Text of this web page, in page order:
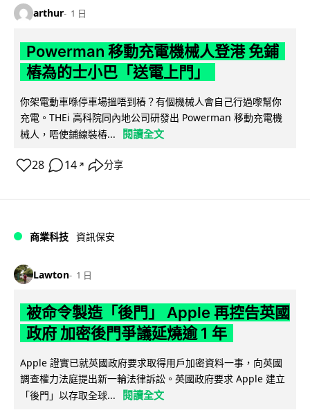
arthur 1 日
Powerman 移動充電機械人登港 免鋪
樁為的士小巴「送電上門」
你架電動車喺停車場搵唔到樁？有個機械人會自己行過嚟幫你
充電。THEi 高科院同內地公司研發出 Powerman 移動充電機
械人，唔使鋪線裝樁...
閱讀全文
28 14 ↗ 分享
商業科技 資訊保安
Lawton 1 日
被命令製造「後門」 Apple 再控告英國
政府 加密後門爭議延燒逾 1 年
Apple 證實已就英國政府要求取得用戶加密資料一事，向英國
調查權力法庭提出新一輪法律訴訟。英國政府要求 Apple 建立
「後門」以存取全球...
閱讀全文